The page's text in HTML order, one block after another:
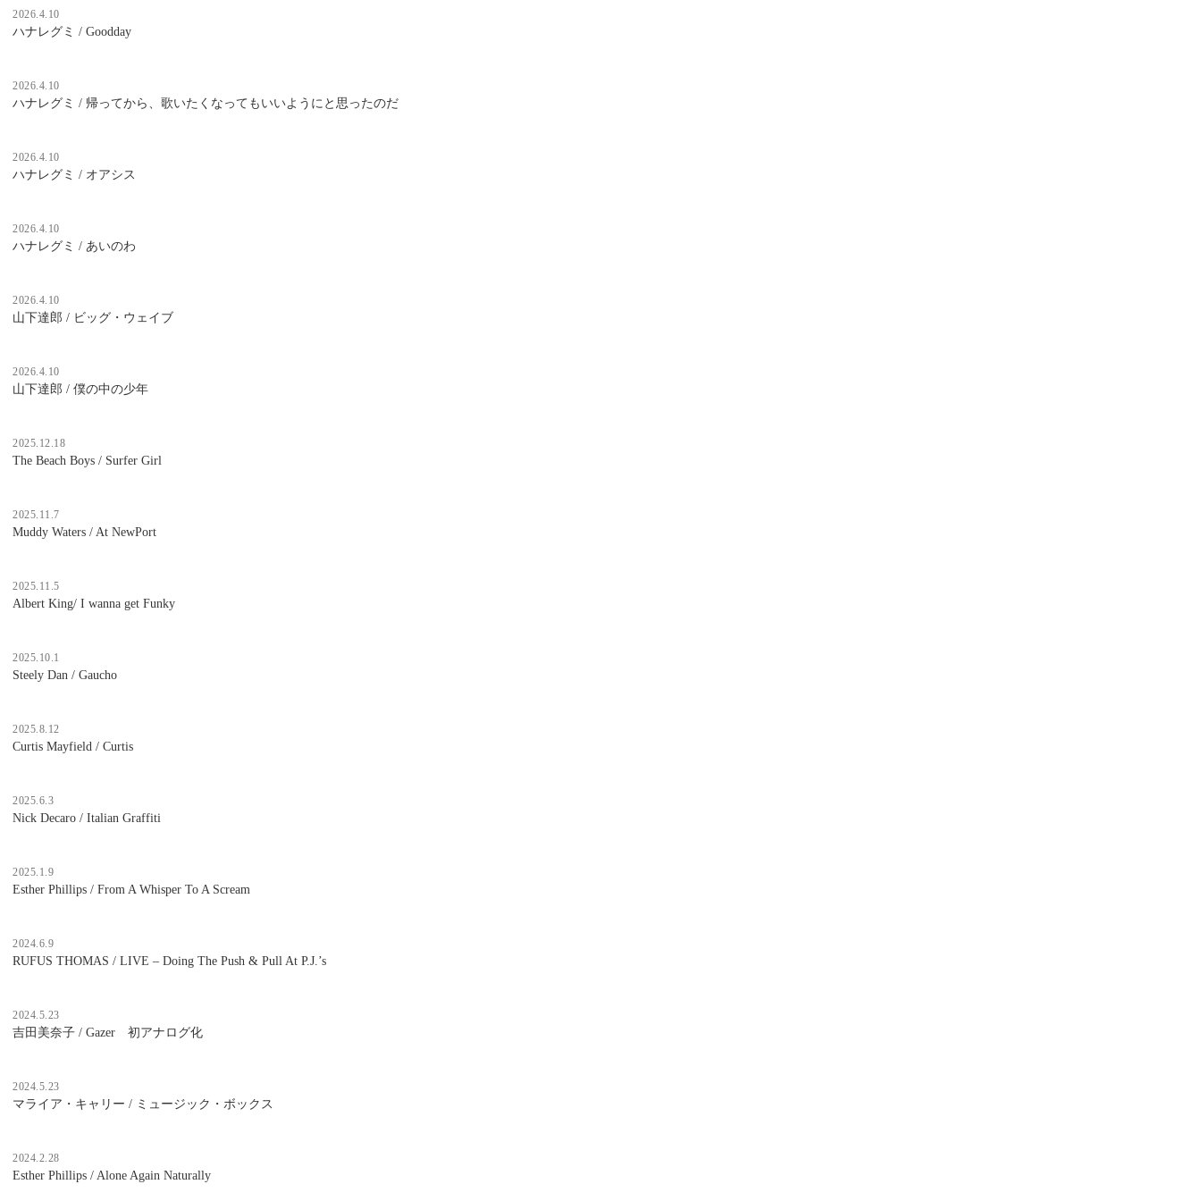
2026.4.10
ハナレグミ / Goodday
2026.4.10
ハナレグミ / 帰ってから、歌いたくなってもいいようにと思ったのだ
2026.4.10
ハナレグミ / オアシス
2026.4.10
ハナレグミ / あいのわ
2026.4.10
山下達郎 / ビッグ・ウェイブ
2026.4.10
山下達郎 / 僕の中の少年
2025.12.18
The Beach Boys / Surfer Girl
2025.11.7
Muddy Waters / At NewPort
2025.11.5
Albert King/ I wanna get Funky
2025.10.1
Steely Dan / Gaucho
2025.8.12
Curtis Mayfield / Curtis
2025.6.3
Nick Decaro / Italian Graffiti
2025.1.9
Esther Phillips / From A Whisper To A Scream
2024.6.9
RUFUS THOMAS / LIVE – Doing The Push & Pull At P.J.’s
2024.5.23
吉田美奈子 / Gazer 初アナログ化
2024.5.23
マライア・キャリー / ミュージック・ボックス
2024.2.28
Esther Phillips / Alone Again Naturally